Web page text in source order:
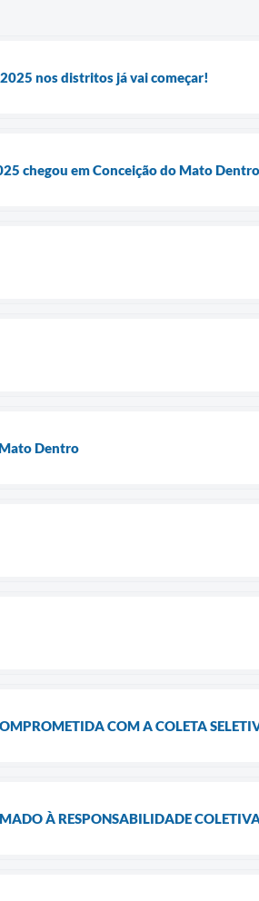
nos distritos já vai começar!
chegou em Conceição do Mato
Dentro
COM A COLETA
À RESPONSABILIDADE